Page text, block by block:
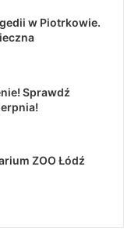
w Piotrkowie.
Sprawdź
ZOO Łódź